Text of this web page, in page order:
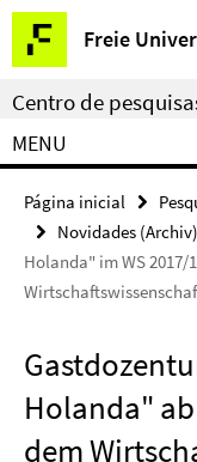
Springe
direkt
zu
Inhalt
Freie
Serviço
de
navegação
Centro de
MENU
Página inicial
Novidades (Archiv)
Holanda" im WS 2017/
Holanda"
dem